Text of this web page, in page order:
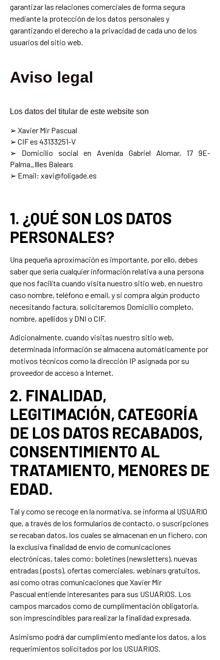
garantizar las relaciones comerciales de forma segura
mediante la protección de los datos personales y
garantizando el derecho a la privacidad de cada uno de los
usuarios del sitio web.
Aviso legal
Los datos del titular de este website son
➢ Xavier Mir Pascual
➢ CIF es 43133251-V
➢ Domicilio social en Avenida Gabriel Alomar, 17 9E-
Palma_Illes Balears
➢ Email: xavi@foligade.es
1. ¿QUÉ SON LOS DATOS
PERSONALES?
Una pequeña aproximación es importante, por ello, debes
saber que sería cualquier información relativa a una persona
que nos facilita cuando visita nuestro sitio web, en nuestro
caso nombre, teléfono e email, y si compra algún producto
necesitando factura, solicitaremos Domicilio completo,
nombre, apellidos y DNI o CIF.
Adicionalmente, cuando visitas nuestro sitio web,
determinada información se almacena automáticamente por
motivos técnicos como la dirección IP asignada por su
proveedor de acceso a Internet.
2. FINALIDAD,
LEGITIMACIÓN, CATEGORÍA
DE LOS DATOS RECABADOS,
CONSENTIMIENTO AL
TRATAMIENTO, MENORES DE
EDAD.
Tal y como se recoge en la normativa, se informa al USUARIO
que, a través de los formularios de contacto, o suscripciones
se recaban datos, los cuales se almacenan en un fichero, con
la exclusiva finalidad de envío de comunicaciones
electrónicas, tales como: boletines (newsletters), nuevas
entradas (posts), ofertas comerciales, webinars gratuitos,
así como otras comunicaciones que Xavier Mir
Pascual entiende interesantes para sus USUARIOS. Los
campos marcados como de cumplimentación obligatoria,
son imprescindibles para realizar la finalidad expresada.
Asimismo podrá dar cumplimiento mediante los datos, a los
requerimientos solicitados por los USUARIOS.